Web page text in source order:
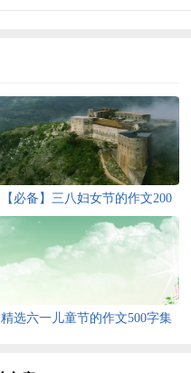
【必备】三八妇女节的作文200
字汇编六篇
精选六一儿童节的作文500字集